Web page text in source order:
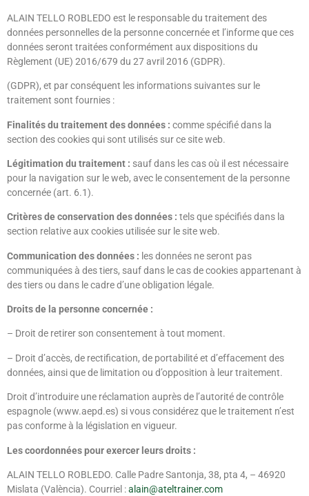
ALAIN TELLO ROBLEDO est le responsable du traitement des
données personnelles de la personne concernée et l’informe que ces
données seront traitées conformément aux dispositions du
Règlement (UE) 2016/679 du 27 avril 2016 (GDPR).
(GDPR), et par conséquent les informations suivantes sur le
traitement sont fournies :
Finalités du traitement des données : comme spécifié dans la
section des cookies qui sont utilisés sur ce site web.
Légitimation du traitement : sauf dans les cas où il est nécessaire
pour la navigation sur le web, avec le consentement de la personne
concernée (art. 6.1).
Critères de conservation des données : tels que spécifiés dans la
section relative aux cookies utilisée sur le site web.
Communication des données : les données ne seront pas
communiquées à des tiers, sauf dans le cas de cookies appartenant à
des tiers ou dans le cadre d’une obligation légale.
Droits de la personne concernée :
– Droit de retirer son consentement à tout moment.
– Droit d’accès, de rectification, de portabilité et d’effacement des
données, ainsi que de limitation ou d’opposition à leur traitement.
Droit d’introduire une réclamation auprès de l’autorité de contrôle
espagnole (www.aepd.es) si vous considérez que le traitement n’est
pas conforme à la législation en vigueur.
Les coordonnées pour exercer leurs droits :
ALAIN TELLO ROBLEDO. Calle Padre Santonja, 38, pta 4, – 46920
Mislata (València). Courriel :alain@ateltrainer.com